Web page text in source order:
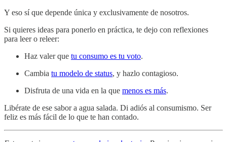
Y eso sí que depende única y exclusivamente de nosotros.
Si quieres ideas para ponerlo en práctica, te dejo con reflexiones
para leer o releer:
Haz valer que tu consumo es tu voto.
Cambia tu modelo de status, y hazlo contagioso.
Disfruta de una vida en la que menos es más.
Libérate de ese sabor a agua salada. Di adiós al consumismo. Ser
feliz es más fácil de lo que te han contado.